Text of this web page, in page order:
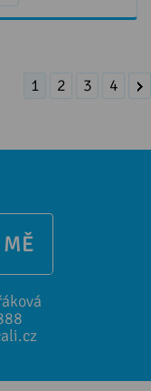
1 2 3 4
MĚ